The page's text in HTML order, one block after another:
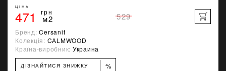
ЦІНА
471 грн
м2 529
Бренд:Cersanit
Колекція: CALMWOOD
Країна-виробник: Украина
ДІЗНАЙТИСЯ ЗНИЖКУ %